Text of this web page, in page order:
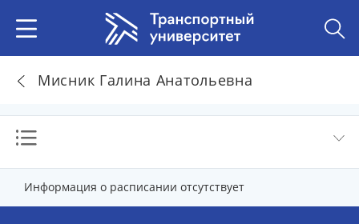
Мисник Галина Анатольевна
Информация о расписании отсутствует